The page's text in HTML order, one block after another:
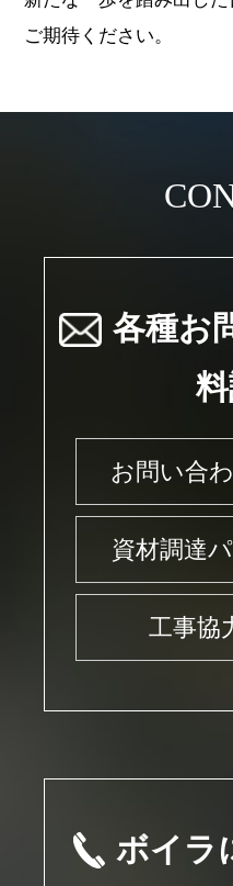
ご期待ください。
各種お
お問い合
資材調達
工事協
ボイラ